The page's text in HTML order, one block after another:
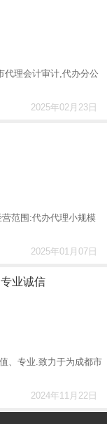
代理会计审计,代办分公
2025年02月23日
范围:代办代理小规模
2025年01月07日
业诚信
、专业.致力于为成都市
2024年11月22日